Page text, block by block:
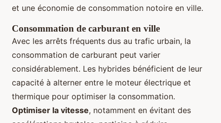
et une économie de consommation notoire en ville.
Consommation de carburant en ville
Avec les arrêts fréquents dus au trafic urbain, la
consommation de carburant peut varier
considérablement. Les hybrides bénéficient de leur
capacité à alterner entre le moteur électrique et
thermique pour optimiser la consommation.
Optimiser la vitesse, notamment en évitant des